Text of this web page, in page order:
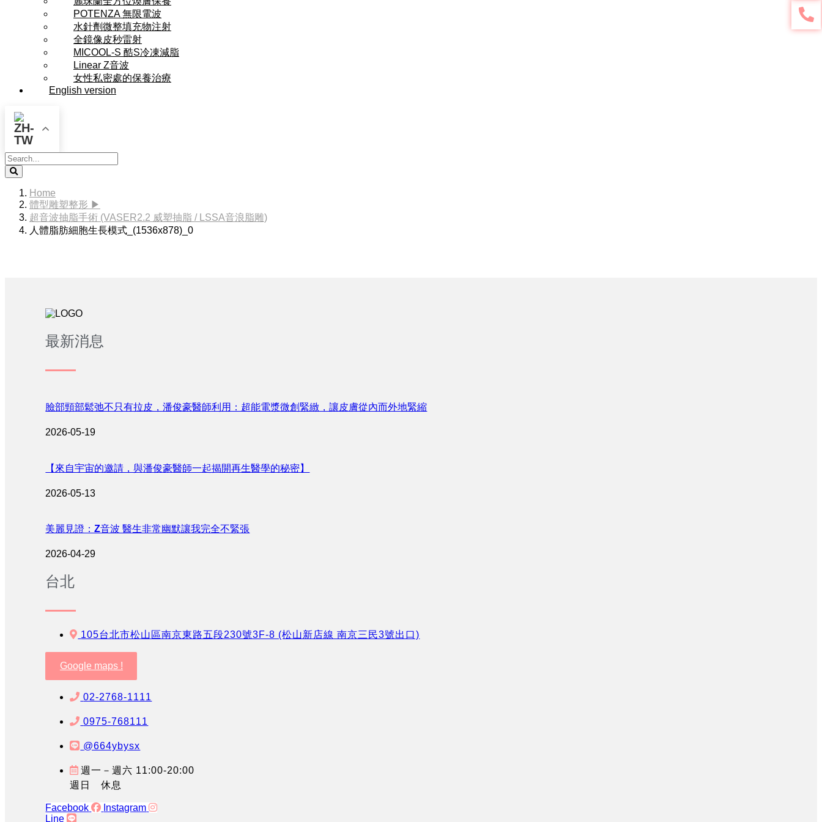
POTENZA 無限電波
水針劑微整填充物注射
全鏡像皮秒雷射
MICOOL-S 酷S冷凍減脂
Linear Z音波
女性私密處的保養治療
English version
Search
Home
體型雕塑整形 ▶
超音波抽脂手術 (VASER2.2 威塑抽脂 / LSSA音浪脂雕)
人體脂肪細胞生長模式_(1536x878)_0
最新消息
臉部頸部鬆弛不只有拉皮，潘俊豪醫師利用：超能電漿微創緊緻，讓皮膚從內而外地緊縮
2026-05-19
【來自宇宙的邀請，與潘俊豪醫師一起揭開再生醫學的秘密】
2026-05-13
美麗見證：Z音波 醫生非常幽默讓我完全不緊張
2026-04-29
台北
105台北市松山區南京東路五段230號3F-8 (松山新店線 南京三民3號出口)
Google maps !
02-2768-1111
0975-768111
@664ybysx
週一－週六 11:00-20:00
週日 休息
Facebook
Instagram
Line